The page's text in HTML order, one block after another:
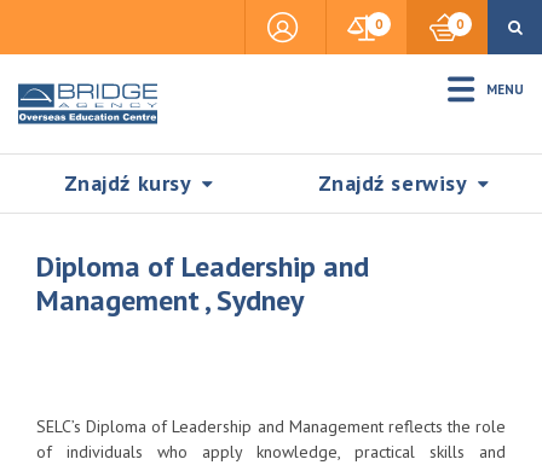
0 0
MENU
Znajdź kursy Znajdź serwisy
Accommodation
Diploma of Leadership and
Management , Sydney
SELC’s Diploma of Leadership and Management reflects the role
of individuals who apply knowledge, practical skills and